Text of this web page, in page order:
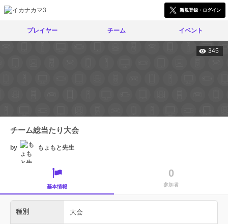
新規登録・ログイン
プレイヤー チーム イベント
345
チーム総当たり大会
by もょもと先生
基本情報
0
参加者
種別 大会